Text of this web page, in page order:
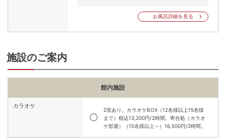
お風呂詳細を見る
施設のご案内
館内施設
カラオケ
◯
2室あり。カラオケBOX（12名様以上15名様
まで）税込13,200円/2時間。寄合処（カラオ
ケ部屋）（15名様以上～）16,500円/2時間。